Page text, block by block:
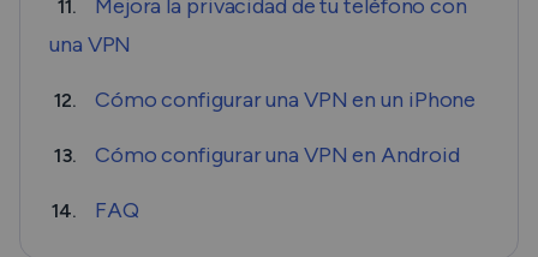
11.
Mejora la privacidad de tu teléfono con
una VPN
12. Cómo configurar una VPN en un iPhone
13. Cómo configurar una VPN en Android
14. FAQ